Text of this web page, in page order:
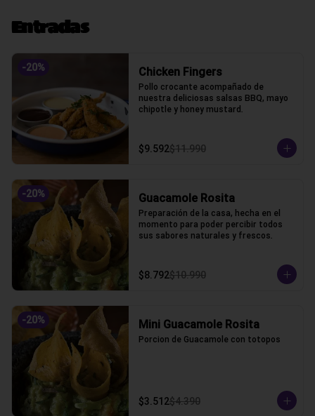
Entradas
-20% Chicken Fingers
Pollo crocante acompañado de
nuestra deliciosas salsas BBQ, mayo
chipotle y honey mustard.
$9.592$11.990
-20% Guacamole Rosita
Preparación de la casa, hecha en el
momento para poder percibir todos
sus sabores naturales y frescos.
$8.792$10.990
-20% Mini Guacamole Rosita
Porcion de Guacamole con totopos
$3.512$4.390